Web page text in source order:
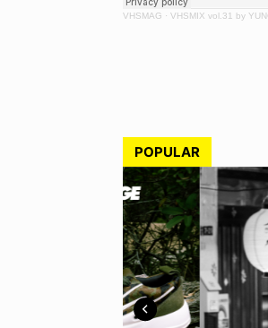
VHSMAG · VHSMIX vol.31 by
POPULAR